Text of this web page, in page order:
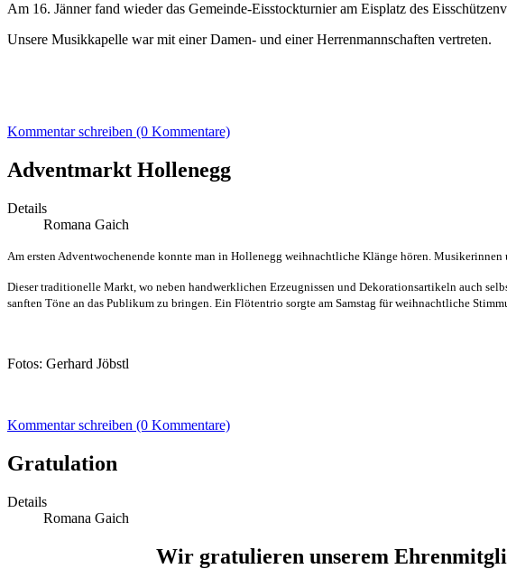
Am 16. Jänner fand wieder das Gemeinde-Eisstockturnier am Eisplatz des
Unsere Musikkapelle war mit einer Damen- und einer Herrenmannschaften vertreten.
Kommentar schreiben (0 Kommentare)
Adventmarkt Hollenegg
Details
Romana Gaich
Am ersten Adventwochenende konnte man in Hollenegg weihnachtliche Klänge hören.
Dieser traditionelle Markt, wo neben handwerklichen Erzeugnissen und Dekorationsartikeln auch
sanften Töne an das Publikum zu bringen. Ein Flötentrio sorgte am Samstag für weihnachtliche
Fotos: Gerhard Jöbstl
Kommentar schreiben (0 Kommentare)
Gratulation
Details
Romana Gaich
Wir gratulieren unserem